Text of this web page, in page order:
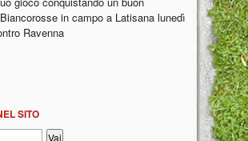
in campo a Latisana lunedì
Ravenna
SITO